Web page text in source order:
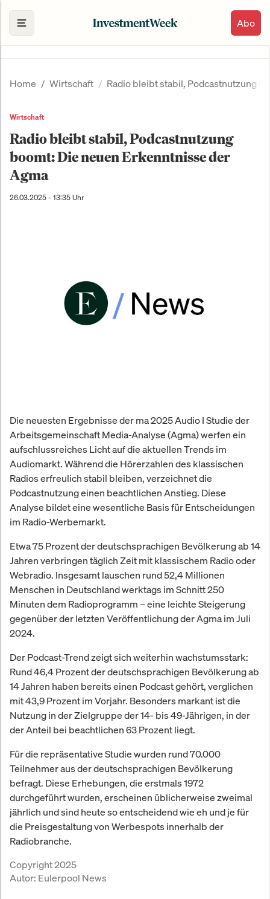
Abo
Home Wirtschaft Radio bleibt stabil, Podcastnutzung
Wirtschaft
Radio bleibt stabil, Podcastnutzung
boomt: Die neuen Erkenntnisse der
Agma
26.03.2025 - 13:35 Uhr
Die neuesten Ergebnisse der ma 2025 Audio I Studie der
Arbeitsgemeinschaft Media-Analyse (Agma) werfen ein
aufschlussreiches Licht auf die aktuellen Trends im
Audiomarkt. Während die Hörerzahlen des klassischen
Radios erfreulich stabil bleiben, verzeichnet die
Podcastnutzung einen beachtlichen Anstieg. Diese
Analyse bildet eine wesentliche Basis für Entscheidungen
im Radio-Werbemarkt.
Etwa 75 Prozent der deutschsprachigen Bevölkerung ab 14
Jahren verbringen täglich Zeit mit klassischem Radio oder
Webradio. Insgesamt lauschen rund 52,4 Millionen
Menschen in Deutschland werktags im Schnitt 250
Minuten dem Radioprogramm – eine leichte Steigerung
gegenüber der letzten Veröffentlichung der Agma im Juli
2024.
Der Podcast-Trend zeigt sich weiterhin wachstumsstark:
Rund 46,4 Prozent der deutschsprachigen Bevölkerung ab
14 Jahren haben bereits einen Podcast gehört, verglichen
mit 43,9 Prozent im Vorjahr. Besonders markant ist die
Nutzung in der Zielgruppe der 14- bis 49-Jährigen, in der
der Anteil bei beachtlichen 63 Prozent liegt.
Für die repräsentative Studie wurden rund 70.000
Teilnehmer aus der deutschsprachigen Bevölkerung
befragt. Diese Erhebungen, die erstmals 1972
durchgeführt wurden, erscheinen üblicherweise zweimal
jährlich und sind heute so entscheidend wie eh und je für
die Preisgestaltung von Werbespots innerhalb der
Radiobranche.
Copyright 2025
Autor: Eulerpool News